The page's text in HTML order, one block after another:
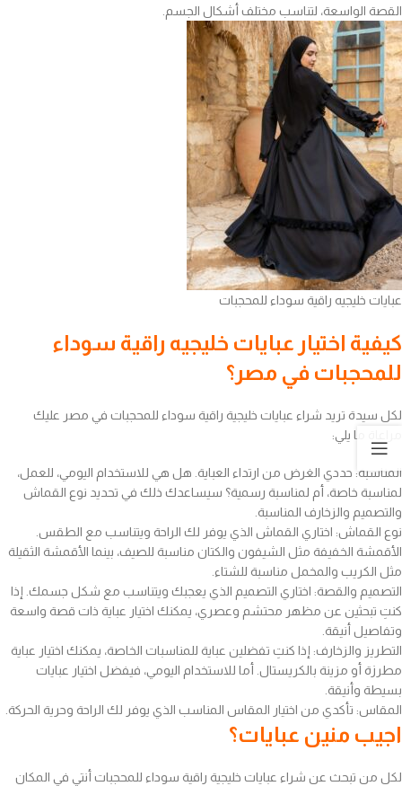
القصة الواسعة، لتناسب مختلف أشكال الجسم.
عبايات خليجيه راقية سوداء للمحجبات
كيفية اختيار عبايات خليجيه راقية سوداء
للمحجبات في مصر؟
لكل سيدة تريد شراء عبايات خليجية راقية سوداء للمحجبات في مصر عليك
مراعاة ما يلي:
المناسبة: حددي الغرض من ارتداء العباية. هل هي للاستخدام اليومي، للعمل،
لمناسبة خاصة، أم لمناسبة رسمية؟ سيساعدك ذلك في تحديد نوع القماش
والتصميم والزخارف المناسبة.
نوع القماش: اختاري القماش الذي يوفر لك الراحة ويتناسب مع الطقس.
الأقمشة الخفيفة مثل الشيفون والكتان مناسبة للصيف، بينما الأقمشة الثقيلة
مثل الكريب والمخمل مناسبة للشتاء.
التصميم والقصة: اختاري التصميم الذي يعجبك ويتناسب مع شكل جسمك. إذا
كنتِ تبحثين عن مظهر محتشم وعصري، يمكنك اختيار عباية ذات قصة واسعة
وتفاصيل أنيقة.
التطريز والزخارف: إذا كنتِ تفضلين عباية للمناسبات الخاصة، يمكنك اختيار عباية
مطرزة أو مزينة بالكريستال. أما للاستخدام اليومي، فيفضل اختيار عبايات
بسيطة وأنيقة.
المقاس: تأكدي من اختيار المقاس المناسب الذي يوفر لك الراحة وحرية الحركة.
اجيب منين عبايات؟
لكل من تبحث عن شراء عبايات خليجية راقية سوداء للمحجبات أنتي في المكان